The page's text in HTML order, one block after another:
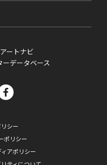
ートナビ
データベース
シー
ポリシー
アポリシー